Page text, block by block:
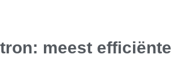
meest efficiënte